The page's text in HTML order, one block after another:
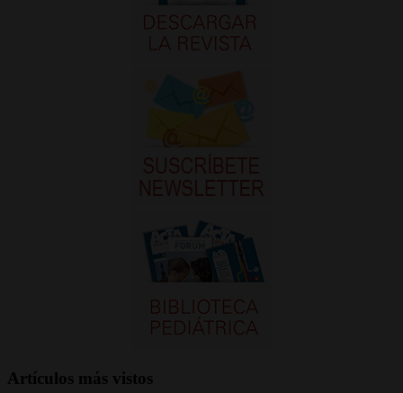
Artículos más vistos